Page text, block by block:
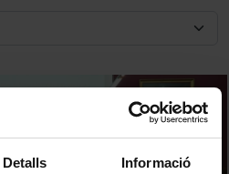
Detalls Informació